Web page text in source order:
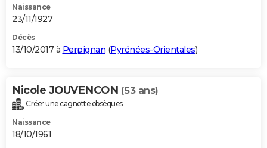
Naissance
23/11/1927
Décès
13/10/2017 à Perpignan (Pyrénées-Orientales)
Nicole JOUVENCON (53 ans)
Créer une cagnotte obsèques
Naissance
18/10/1961